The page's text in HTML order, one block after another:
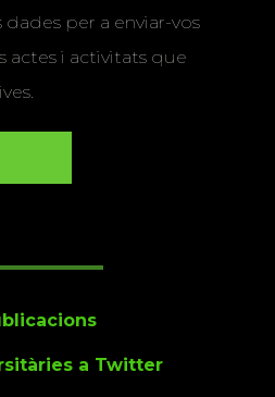
per a enviar-vos
actes i activitats que
a Twitter